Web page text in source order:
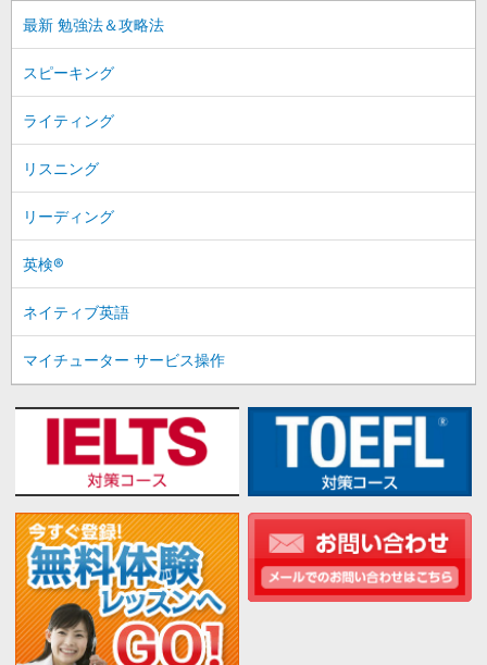
最新 勉強法＆攻略法
スピーキング
ライティング
リスニング
リーディング
英検®
ネイティブ英語
マイチューター サービス操作